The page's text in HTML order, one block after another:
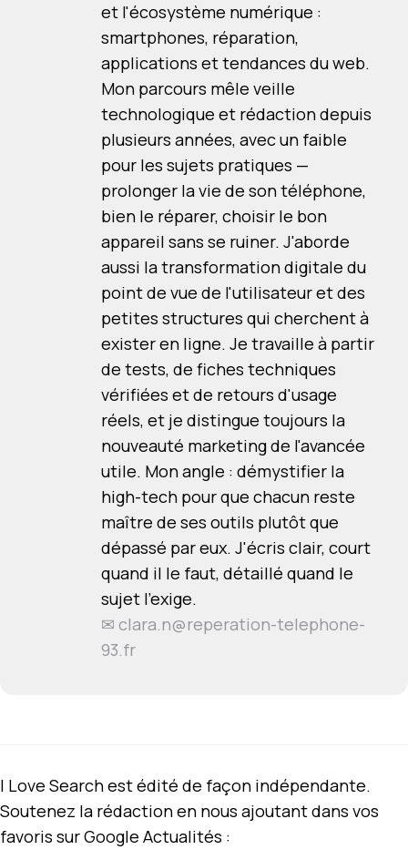
et l'écosystème numérique :
smartphones, réparation,
applications et tendances du web.
Mon parcours mêle veille
technologique et rédaction depuis
plusieurs années, avec un faible
pour les sujets pratiques —
prolonger la vie de son téléphone,
bien le réparer, choisir le bon
appareil sans se ruiner. J'aborde
aussi la transformation digitale du
point de vue de l'utilisateur et des
petites structures qui cherchent à
exister en ligne. Je travaille à partir
de tests, de fiches techniques
vérifiées et de retours d'usage
réels, et je distingue toujours la
nouveauté marketing de l'avancée
utile. Mon angle : démystifier la
high-tech pour que chacun reste
maître de ses outils plutôt que
dépassé par eux. J'écris clair, court
quand il le faut, détaillé quand le
sujet l'exige.
✉ clara.n@reperation-telephone-
93.fr
I Love Search est édité de façon indépendante.
Soutenez la rédaction en nous ajoutant dans vos
favoris sur Google Actualités :